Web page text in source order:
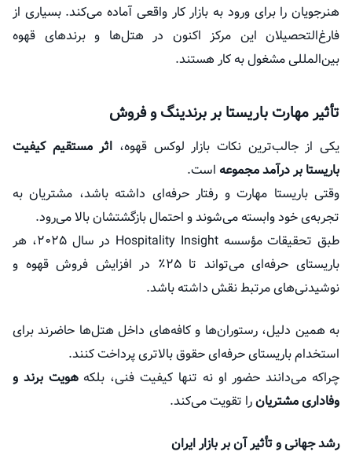
هنرجویان را برای ورود به بازار کار واقعی آماده می‌کند. بسیاری از
فارغ‌التحصیلان این مرکز اکنون در هتل‌ها و برندهای قهوه‌
بین‌المللی مشغول به کار هستند.
تأثیر مهارت باریستا بر برندینگ و فروش
یکی از جالب‌ترین نکات بازار لوکس قهوه، اثر مستقیم کیفیت
باریستا بر درآمد مجموعه است.
وقتی باریستا مهارت و رفتار حرفه‌ای داشته باشد، مشتریان به
تجربه‌ی خود وابسته می‌شوند و احتمال بازگشتشان بالا می‌رود.
طبق تحقیقات مؤسسه Hospitality Insight در سال ۲۰۲۵، هر
باریستای حرفه‌ای می‌تواند تا ۲۵٪ در افزایش فروش قهوه و
نوشیدنی‌های مرتبط نقش داشته باشد.
به همین دلیل، رستوران‌ها و کافه‌های داخل هتل‌ها حاضرند برای
استخدام باریستای حرفه‌ای حقوق بالاتری پرداخت کنند.
چراکه می‌دانند حضور او نه تنها کیفیت فنی، بلکههویت برند و
وفاداری مشتریانرا تقویت می‌کند.
رشد جهانی و تأثیر آن بر بازار ایران